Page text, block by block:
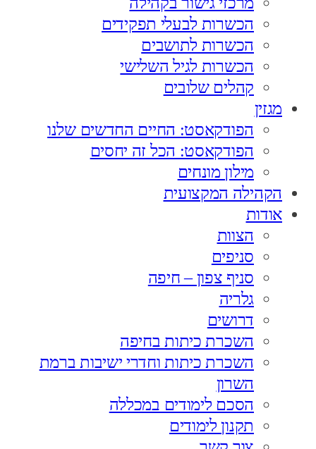
הכשרות לבעלי תפקידים
הכשרות לתושבים
הכשרות לגיל השלישי
קהלים שלובים
מגזין
הפודקאסט: החיים החדשים שלנו
הפודקאסט: הכל זה יחסים
מילון מונחים
הקהילה המקצועית
אודות
הצוות
סניפים
סניף צפון – חיפה
גלריה
דרושים
השכרת כיתות בחיפה
השכרת כיתות וחדרי ישיבות ברמת
השרון
הסכם לימודים במכללה
תקנון לימודים